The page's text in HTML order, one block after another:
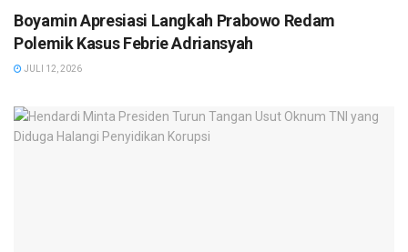
Boyamin Apresiasi Langkah Prabowo Redam
Polemik Kasus Febrie Adriansyah
JULI 12, 2026